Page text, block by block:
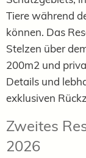
Tiere während
können. Das
Stelzen über
200m2 und
Details und
exklusiven
Zweites
2026